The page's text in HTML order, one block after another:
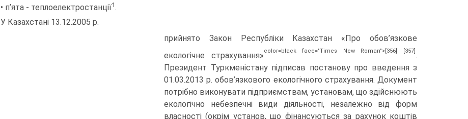
• п’ята - теплоелектростанції1.
У Казахстані 13.12.2005 р.
прийнято Закон Республіки Казах­стан «Про обов’язкове
екологічне страхування»
color=black face="Times New Roman">[356] [357]
.
Президент Туркменістану підписав постанову про введення з
01.03.2013 р. обов’язкового екологічного страхування. Документ
потрібно вико­нувати підприємствам, установам, що здійснюють
екологічно небезпечні види діяльності, незалежно від форм
власності (окрім установ, що фінансуються за рахунок коштів